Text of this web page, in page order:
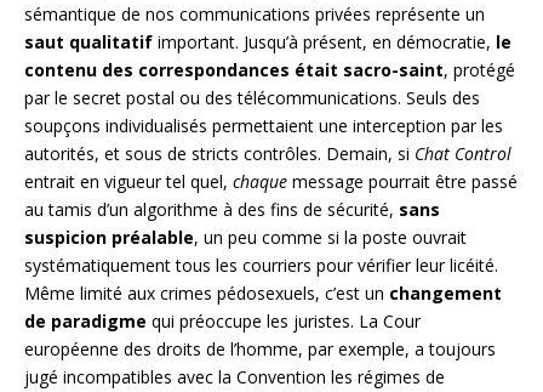
sémantique de nos communications privées représente un
saut qualitatif important. Jusqu’à présent, en démocratie, le
contenu des correspondances était sacro-saint, protégé
par le secret postal ou des télécommunications. Seuls des
soupçons individualisés permettaient une interception par les
autorités, et sous de stricts contrôles. Demain, si Chat Control
entrait en vigueur tel quel, chaque message pourrait être passé
au tamis d’un algorithme à des fins de sécurité, sans
suspicion préalable, un peu comme si la poste ouvrait
systématiquement tous les courriers pour vérifier leur licéité.
Même limité aux crimes pédosexuels, c’est un changement
de paradigme qui préoccupe les juristes. La Cour
européenne des droits de l’homme, par exemple, a toujours
jugé incompatibles avec la Convention les régimes de